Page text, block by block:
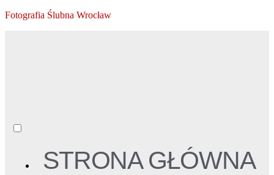
Fotografia Ślubna Wrocław
STRONA GŁÓWNA